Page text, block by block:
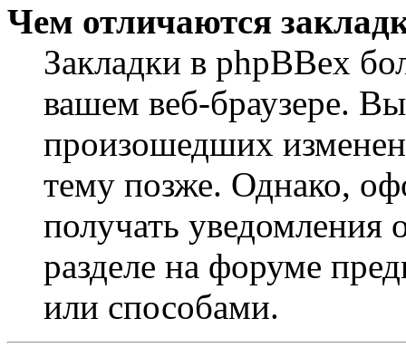
Чем отличаются
Закладки в phpBBex
вашем веб-браузере.
произошедших
тему позже. Однако,
получать уведомления
разделе на форуме
или способами.